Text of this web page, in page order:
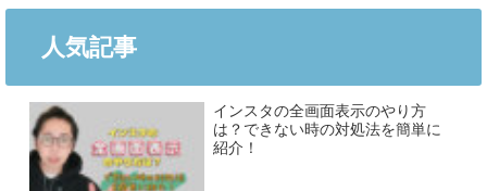
人気記事
インスタの全画面表示のやり方
は？できない時の対処法を簡単に
紹介！